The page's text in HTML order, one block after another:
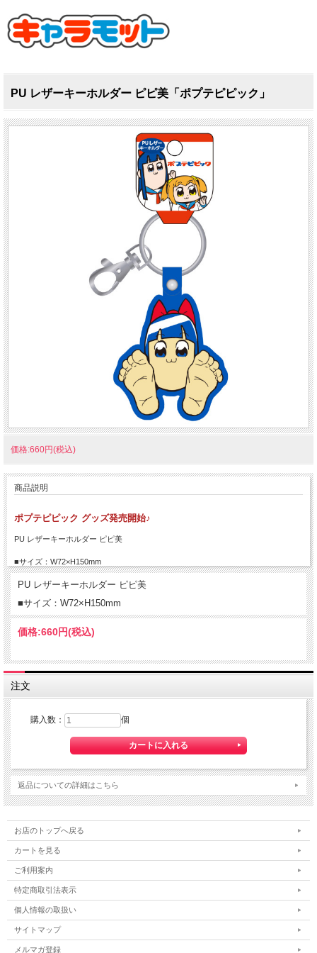
PU レザーキーホルダー ピピ美「ポプテピピック」
価格:660円(税込)
商品説明
ポプテピピック グッズ発売開始♪
PU レザーキーホルダー ピピ美
■サイズ：W72×H150mm
PU レザーキーホルダー ピピ美
■サイズ：W72×H150mm
価格:660円(税込)
注文
購入数： 個
返品についての詳細はこちら
お店のトップへ戻る
カートを見る
ご利用案内
特定商取引法表示
個人情報の取扱い
サイトマップ
メルマガ登録